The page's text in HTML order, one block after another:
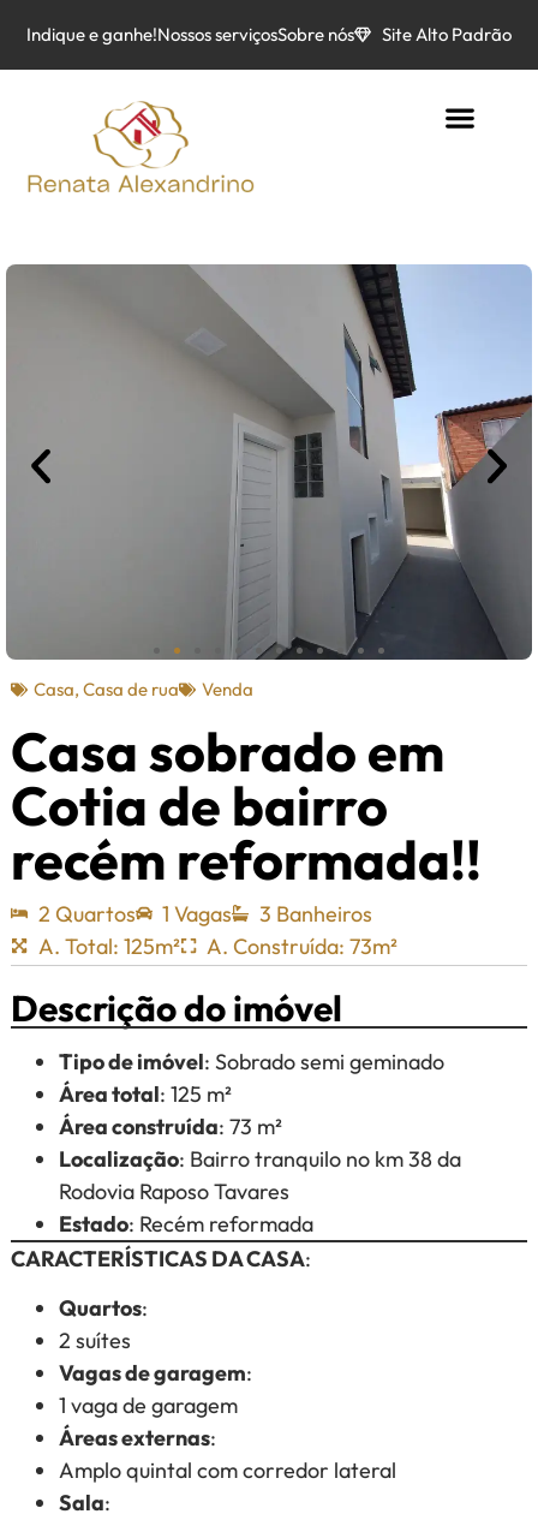
Indique e ganhe!Nossos serviçosSobre nós Site Alto Padrão
Casa, Casa de rua Venda
Casa sobrado em
Cotia de bairro
recém reformada!!
2 Quartos 1 Vagas
3 Banheiros
A. Total: 125m²
A. Construída: 73m²
Descrição do imóvel
Tipo de imóvel: Sobrado semi geminado
Área total: 125 m²
Área construída: 73 m²
Localização: Bairro tranquilo no km 38 da
Rodovia Raposo Tavares
Estado: Recém reformada
CARACTERÍSTICAS DA CASA:
Quartos:
2 suítes
Vagas de garagem:
1 vaga de garagem
Áreas externas:
Amplo quintal com corredor lateral
Sala: